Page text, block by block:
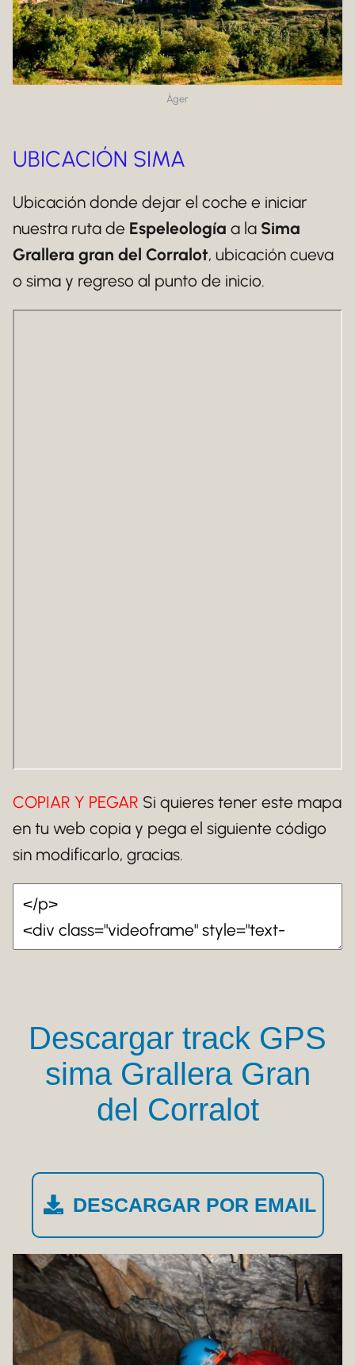
Àger
UBICACIÓN SIMA
Ubicación donde dejar el coche e iniciar
nuestra ruta de Espeleología a la Sima
Grallera gran del Corralot, ubicación cueva
o sima y regreso al punto de inicio.
COPIAR Y PEGAR Si quieres tener este mapa
en tu web copia y pega el siguiente código
sin modificarlo, gracias.
Descargar track GPS
sima Grallera Gran
del Corralot
DESCARGAR POR EMAIL